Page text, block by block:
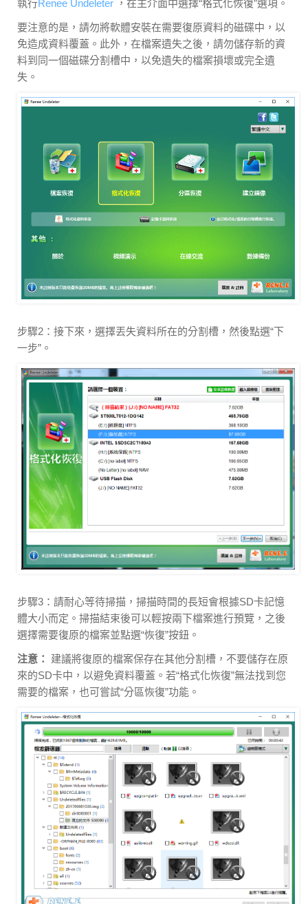
執行Renee Undeleter ，在主介面中選擇“格式化恢復”選項。
要注意的是，請勿將軟體安裝在需要復原資料的磁碟中，以
免造成資料覆蓋。此外，在檔案遺失之後，請勿儲存新的資
料到同一個磁碟分割槽中，以免遺失的檔案損壞或完全遺
失。
步驟2：接下來，選擇丟失資料所在的分割槽，然後點選“下
一步”。
步驟3：請耐心等待掃描，掃描時間的長短會根據SD卡記憶
體大小而定。掃描結束後可以輕按兩下檔案進行預覽，之後
選擇需要復原的檔案並點選“恢復”按鈕。
注意：
建議將復原的檔案保存在其他分割槽，不要儲存在原
來的SD卡中，以避免資料覆蓋。若“格式化恢復”無法找到您
需要的檔案，也可嘗試“分區恢復”功能。